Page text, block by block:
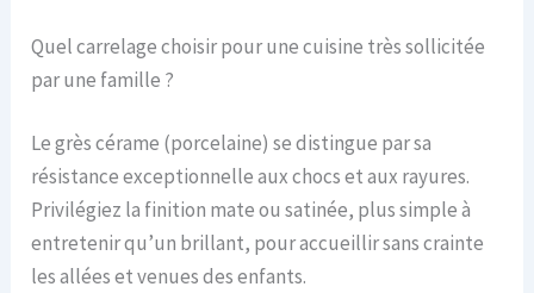
Quel carrelage choisir pour une cuisine très sollicitée
par une famille ?
Le grès cérame (porcelaine) se distingue par sa
résistance exceptionnelle aux chocs et aux rayures.
Privilégiez la finition mate ou satinée, plus simple à
entretenir qu’un brillant, pour accueillir sans crainte
les allées et venues des enfants.